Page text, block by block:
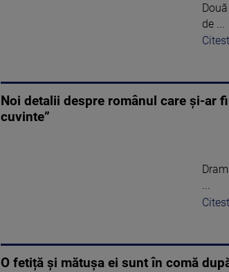
de ...
Noi detalii despre românul care și-ar
cuvinte”
...
O fetiță și mătușa ei sunt în comă